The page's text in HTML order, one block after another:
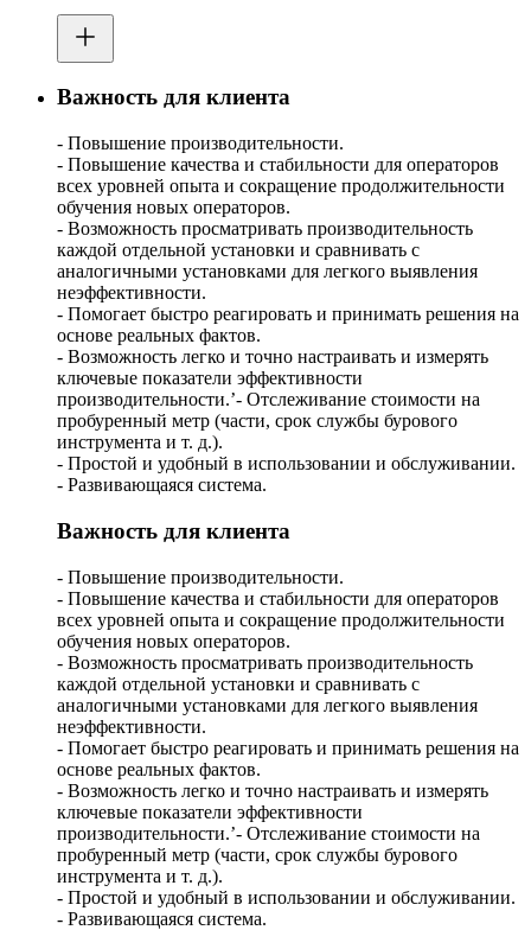
Важность для клиента
- Повышение производительности.
- Повышение качества и стабильности для операторов
всех уровней опыта и сокращение продолжительности
обучения новых операторов.
- Возможность просматривать производительность
каждой отдельной установки и сравнивать с
аналогичными установками для легкого выявления
неэффективности.
- Помогает быстро реагировать и принимать решения на
основе реальных фактов.
- Возможность легко и точно настраивать и измерять
ключевые показатели эффективности
производительности.’- Отслеживание стоимости на
пробуренный метр (части, срок службы бурового
инструмента и т. д.).
- Простой и удобный в использовании и обслуживании.
- Развивающаяся система.
Важность для клиента
- Повышение производительности.
- Повышение качества и стабильности для операторов
всех уровней опыта и сокращение продолжительности
обучения новых операторов.
- Возможность просматривать производительность
каждой отдельной установки и сравнивать с
аналогичными установками для легкого выявления
неэффективности.
- Помогает быстро реагировать и принимать решения на
основе реальных фактов.
- Возможность легко и точно настраивать и измерять
ключевые показатели эффективности
производительности.’- Отслеживание стоимости на
пробуренный метр (части, срок службы бурового
инструмента и т. д.).
- Простой и удобный в использовании и обслуживании.
- Развивающаяся система.